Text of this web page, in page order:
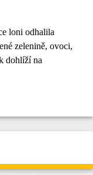
loni odhalila
zelenině, ovoci,
dohlíží na